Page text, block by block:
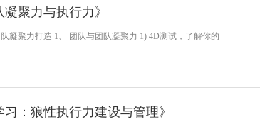
凝聚力与执行力》
凝聚力打造 1、 团队与团队凝聚力 1) 4D测试，了解你的
习：狼性执行力建设与管理》